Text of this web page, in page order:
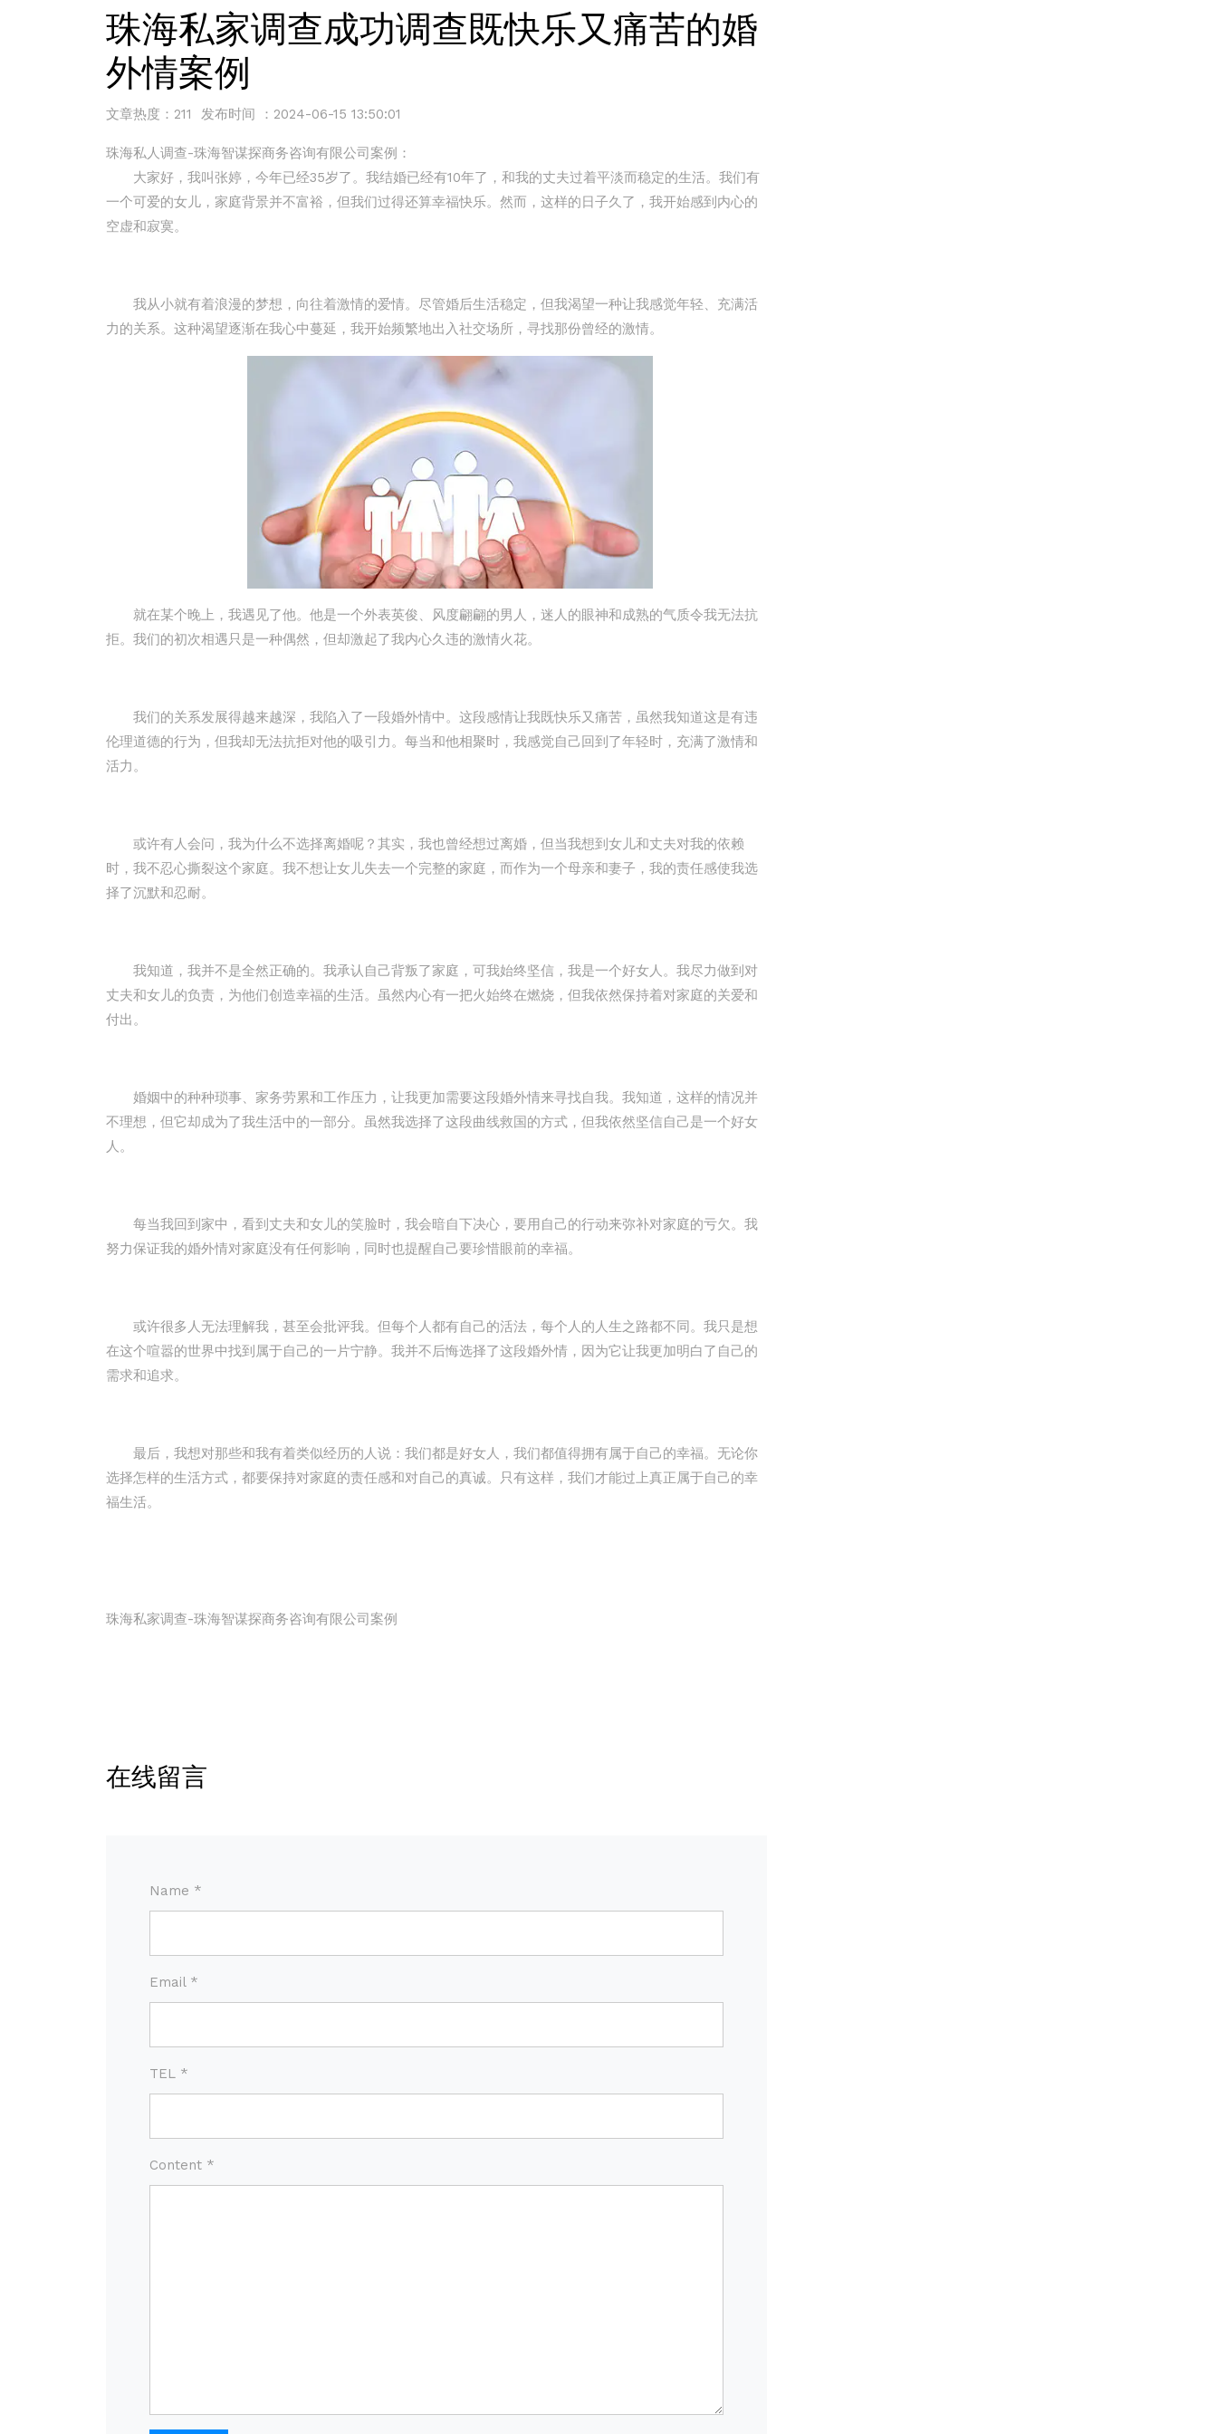
珠海私家调查成功调查既快乐又痛苦的婚
外情案例
文章热度：211 发布时间 ：2024-06-15 13:50:01
珠海私人调查-珠海智谋探商务咨询有限公司案例：
大家好，我叫张婷，今年已经35岁了。我结婚已经有10年了，和我的丈夫过着平淡而稳定的生活。我们有
一个可爱的女儿，家庭背景并不富裕，但我们过得还算幸福快乐。然而，这样的日子久了，我开始感到内心的
空虚和寂寞。
我从小就有着浪漫的梦想，向往着激情的爱情。尽管婚后生活稳定，但我渴望一种让我感觉年轻、充满活
力的关系。这种渴望逐渐在我心中蔓延，我开始频繁地出入社交场所，寻找那份曾经的激情。
就在某个晚上，我遇见了他。他是一个外表英俊、风度翩翩的男人，迷人的眼神和成熟的气质令我无法抗
拒。我们的初次相遇只是一种偶然，但却激起了我内心久违的激情火花。
我们的关系发展得越来越深，我陷入了一段婚外情中。这段感情让我既快乐又痛苦，虽然我知道这是有违
伦理道德的行为，但我却无法抗拒对他的吸引力。每当和他相聚时，我感觉自己回到了年轻时，充满了激情和
活力。
或许有人会问，我为什么不选择离婚呢？其实，我也曾经想过离婚，但当我想到女儿和丈夫对我的依赖
时，我不忍心撕裂这个家庭。我不想让女儿失去一个完整的家庭，而作为一个母亲和妻子，我的责任感使我选
择了沉默和忍耐。
我知道，我并不是全然正确的。我承认自己背叛了家庭，可我始终坚信，我是一个好女人。我尽力做到对
丈夫和女儿的负责，为他们创造幸福的生活。虽然内心有一把火始终在燃烧，但我依然保持着对家庭的关爱和
付出。
婚姻中的种种琐事、家务劳累和工作压力，让我更加需要这段婚外情来寻找自我。我知道，这样的情况并
不理想，但它却成为了我生活中的一部分。虽然我选择了这段曲线救国的方式，但我依然坚信自己是一个好女
人。
每当我回到家中，看到丈夫和女儿的笑脸时，我会暗自下决心，要用自己的行动来弥补对家庭的亏欠。我
努力保证我的婚外情对家庭没有任何影响，同时也提醒自己要珍惜眼前的幸福。
或许很多人无法理解我，甚至会批评我。但每个人都有自己的活法，每个人的人生之路都不同。我只是想
在这个喧嚣的世界中找到属于自己的一片宁静。我并不后悔选择了这段婚外情，因为它让我更加明白了自己的
需求和追求。
最后，我想对那些和我有着类似经历的人说：我们都是好女人，我们都值得拥有属于自己的幸福。无论你
选择怎样的生活方式，都要保持对家庭的责任感和对自己的真诚。只有这样，我们才能过上真正属于自己的幸
福生活。
珠海私家调查-珠海智谋探商务咨询有限公司案例
在线留言
Name *
Email *
TEL *
Content *